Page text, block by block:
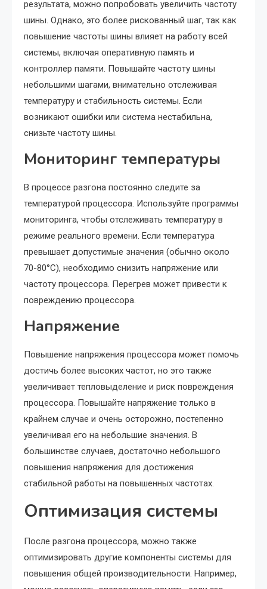
результата, можно попробовать увеличить частоту
шины. Однако, это более рискованный шаг, так как
повышение частоты шины влияет на работу всей
системы, включая оперативную память и
контроллер памяти. Повышайте частоту шины
небольшими шагами, внимательно отслеживая
температуру и стабильность системы. Если
возникают ошибки или система нестабильна,
снизьте частоту шины.
Мониторинг температуры
В процессе разгона постоянно следите за
температурой процессора. Используйте программы
мониторинга, чтобы отслеживать температуру в
режиме реального времени. Если температура
превышает допустимые значения (обычно около
70-80°C), необходимо снизить напряжение или
частоту процессора. Перегрев может привести к
повреждению процессора.
Напряжение
Повышение напряжения процессора может помочь
достичь более высоких частот, но это также
увеличивает тепловыделение и риск повреждения
процессора. Повышайте напряжение только в
крайнем случае и очень осторожно, постепенно
увеличивая его на небольшие значения. В
большинстве случаев, достаточно небольшого
повышения напряжения для достижения
стабильной работы на повышенных частотах.
Оптимизация системы
После разгона процессора, можно также
оптимизировать другие компоненты системы для
повышения общей производительности. Например,